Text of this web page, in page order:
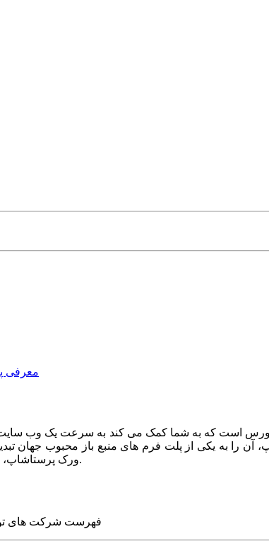
معرفی
را به یکی از پلت فرم های منبع باز محبوب جهان
ورک پرستاشاپ، حرفه ای ترین وب سایت های روز جهان را برای شما طراحی می کنیم.
فهرست شرکت های